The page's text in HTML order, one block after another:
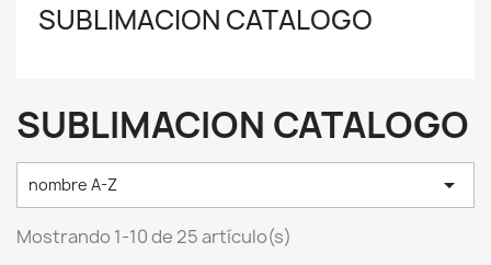
SUBLIMACION CATALOGO
SUBLIMACION CATALOGO
nombre A-Z 
Mostrando 1-10 de 25 artículo(s)